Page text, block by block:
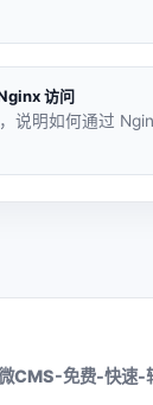
访问
说明如何通过
CMS-免费-快速-